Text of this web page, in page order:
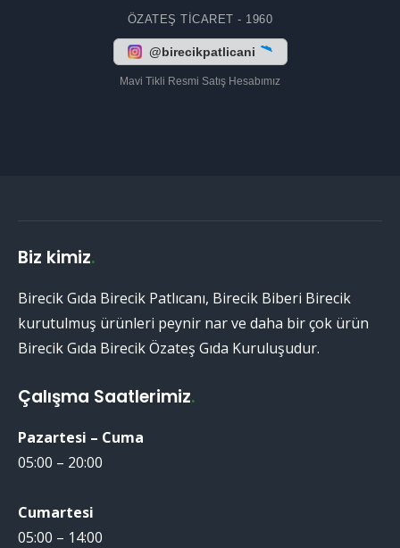
ÖZATEŞ TICARET - 1960
@birecikpatlicani
Mavi Tikli Resmi Satış Hesabımız
Biz kimiz.
Birecik Gıda Birecik Patlıcanı, Birecik Biberi Birecik
kurutulmuş ürünleri peynir nar ve daha bir çok ürün
Birecik Gıda Birecik Özateş Gıda Kuruluşudur.
Çalışma Saatlerimiz.
Pazartesi – Cuma
05:00 – 20:00
Cumartesi
05:00 – 14:00